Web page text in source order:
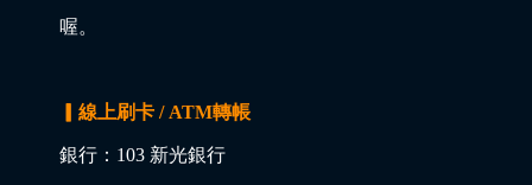
喔。
▎線上刷卡 / ATM轉帳
銀行：103 新光銀行